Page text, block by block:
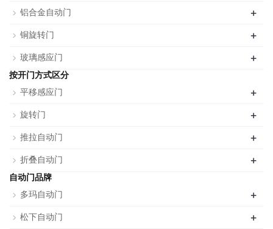
铝合金自动门 +
铜旋转门 +
玻璃感应门 +
按开门方式区分
平移感应门
+
旋转门 +
推拉自动门 +
折叠自动门 +
自动门品牌
多玛自动门
+
松下自动门 +